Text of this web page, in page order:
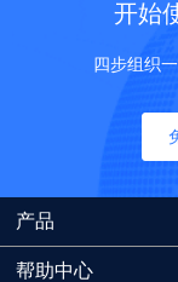
开始
四步组织
产品
帮助中心